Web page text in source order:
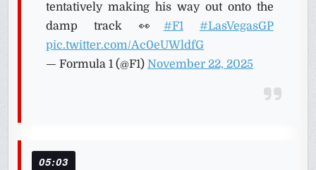
tentatively making his way out onto the
damp track 👀 #F1
#LasVegasGP
pic.twitter.com/Ac0eUWldfG
— Formula 1 (@F1)November 22, 2025
05:03